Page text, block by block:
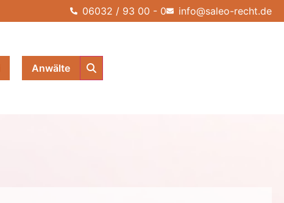
06032 / 93 00 - 0 info@saleo-recht.de
Anwälte